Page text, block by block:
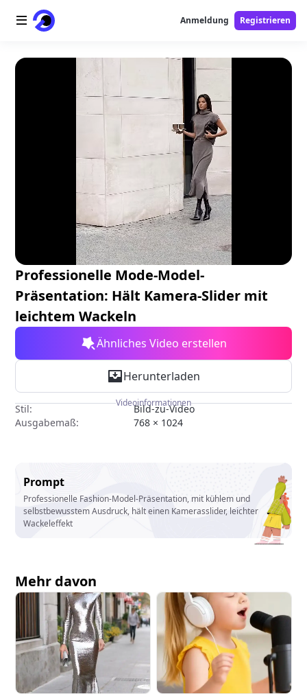
Startseite
Free-Tools
Anmeldung Registrieren
Professionelle Mode-Model-
Präsentation: Hält Kamera-Slider mit
leichtem Wackeln
Ähnliches Video erstellen
Herunterladen
Videoinformationen
Stil:
Bild-zu-Video
Ausgabemaß:
768 × 1024
Prompt
Professionelle Fashion-Model-Präsentation, mit kühlem und
selbstbewusstem Ausdruck, hält einen Kamerasslider, leichter
Wackeleffekt
Mehr davon